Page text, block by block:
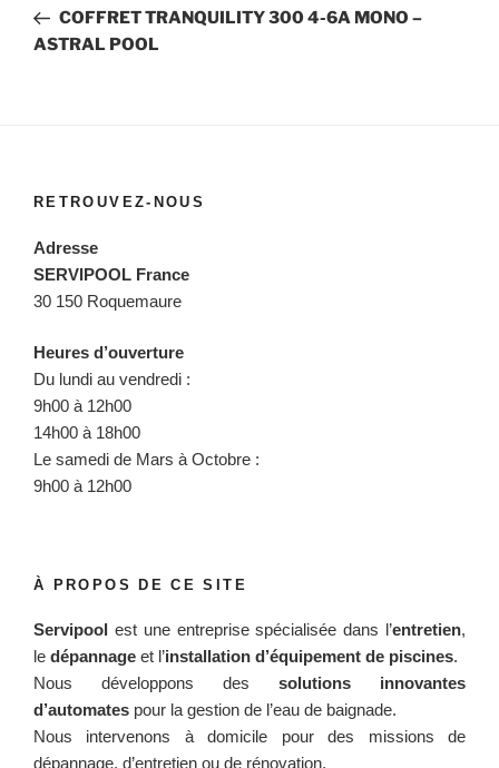
l’article
précédent
COFFRET TRANQUILITY 300 4-6A MONO –
ASTRAL POOL
RETROUVEZ-NOUS
Adresse
SERVIPOOL France
30 150 Roquemaure
Heures d’ouverture
Du lundi au vendredi :
9h00 à 12h00
14h00 à 18h00
Le samedi de Mars à Octobre :
9h00 à 12h00
À PROPOS DE CE SITE
Servipool est une entreprise spécialisée dans l’entretien,
le dépannage et l’installation d’équipement de piscines.
Nous développons des solutions innovantes
d’automates pour la gestion de l’eau de baignade.
Nous intervenons à domicile pour des missions de
dépannage, d’entretien ou de rénovation.